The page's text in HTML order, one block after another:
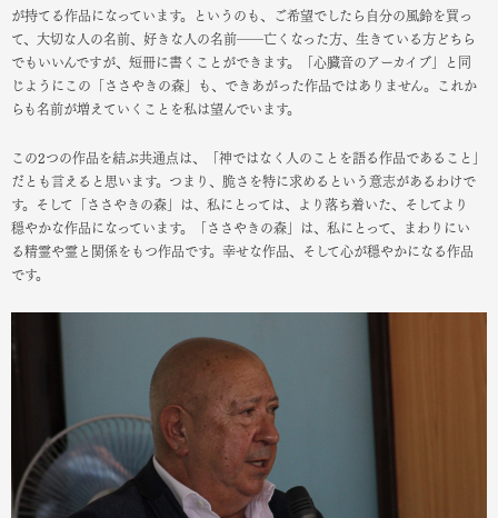
が持てる作品になっています。というのも、ご希望でしたら自分の風鈴を買っ
て、大切な人の名前、好きな人の名前――亡くなった方、生きている方どちら
でもいいんですが、短冊に書くことができます。「心臓音のアーカイブ」と同
じようにこの「ささやきの森」も、できあがった作品ではありません。これか
らも名前が増えていくことを私は望んでいます。
この2つの作品を結ぶ共通点は、「神ではなく人のことを語る作品であること」
だとも言えると思います。つまり、脆さを特に求めるという意志があるわけで
す。そして「ささやきの森」は、私にとっては、より落ち着いた、そしてより
穏やかな作品になっています。「ささやきの森」は、私にとって、まわりにい
る精霊や霊と関係をもつ作品です。幸せな作品、そして心が穏やかになる作品
です。